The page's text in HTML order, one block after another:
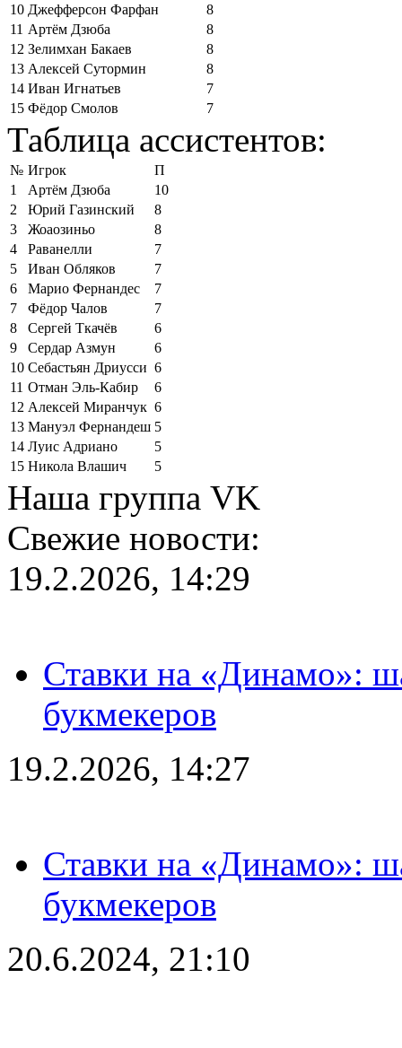
10 Джефферсон Фарфан
8
11 Артём Дзюба
8
12 Зелимхан Бакаев
8
13 Алексей Сутормин
8
14 Иван Игнатьев
7
15 Фёдор Смолов 7
Таблица ассистентов:
№ Игрок
П
1
Артём Дзюба
10
2
Юрий Газинский
8
3
Жоаозиньо
8
4
Раванелли
7
5
Иван Обляков
7
6
Марио Фернандес
7
7
Фёдор Чалов
7
8
Сергей Ткачёв
6
9
Сердар Азмун
6
10 Себастьян Дриусси 6
11 Отман Эль-Кабир
6
12 Алексей Миранчук 6
13 Мануэл Фернандеш 5
14 Луис Адриано
5
15 Никола Влашич 5
Наша группа VK
Свежие новости:
19.2.2026, 14:29
Ставки на «Динамо»:
букмекеров
19.2.2026, 14:27
Ставки на «Динамо»:
букмекеров
20.6.2024, 21:10